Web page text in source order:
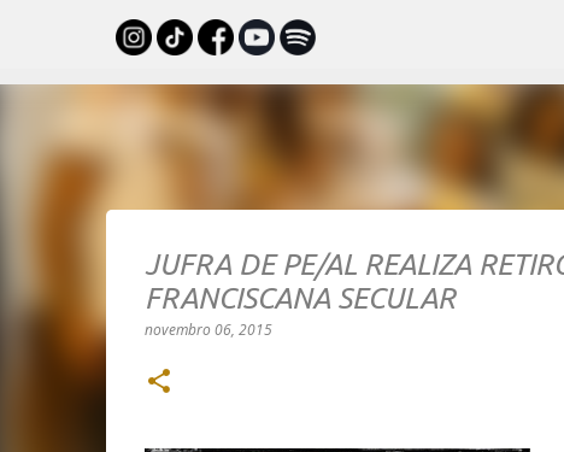
JUFRA DE PE/AL REALIZA
FRANCISCANA SECULAR
novembro 06, 2015